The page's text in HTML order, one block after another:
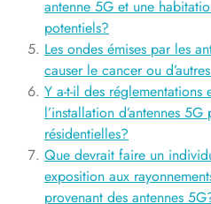
antenne 5G et une
potentiels?
Les ondes émises par les
causer le cancer ou
Y a-t-il des
l’installation d’antennes 5G
résidentielles?
Que devrait faire un
exposition aux
provenant des antennes